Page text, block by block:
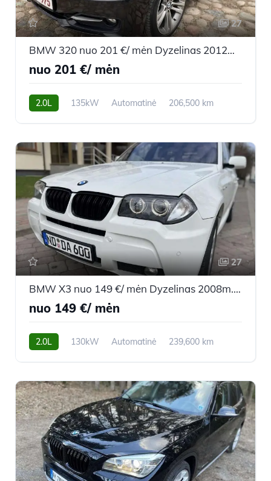
27
BMW 320 nuo 201 €/ mėn Dyzelinas 2012m. Sedanas Automatinė
nuo 201 €/ mėn
2.0L 135kW Automatinė
206,500 km
27
BMW X3 nuo 149 €/ mėn Dyzelinas 2008m. Visureigis Automatinė
nuo 149 €/ mėn
2.0L 130kW Automatinė
239,600 km